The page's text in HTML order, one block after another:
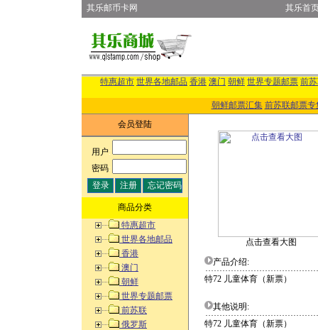
其乐邮币卡网 其乐首
特惠超市 世界各地邮品 香港 澳门 朝鲜 世界专题邮票 前
朝鲜邮票汇集 前苏联邮票专
会员登陆
用户:
密码:
商品分类
特惠超市
世界各地邮品
香港
澳门
朝鲜
世界专题邮票
前苏联
俄罗斯
点击查看大图
产品介绍:
特72 儿童体育（新票）
其他说明:
特72 儿童体育（新票）